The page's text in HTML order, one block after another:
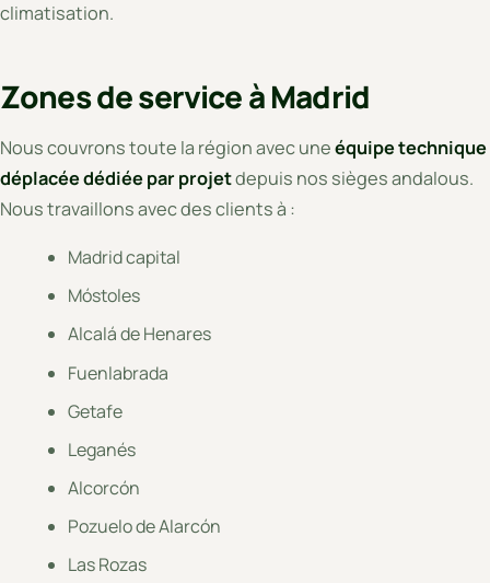
climatisation.
Zones de service à Madrid
Nous couvrons toute la région avec uneéquipe technique
déplacée dédiée par projetdepuis nos sièges andalous.
Nous travaillons avec des clients à :
Madrid capital
Móstoles
Alcalá de Henares
Fuenlabrada
Getafe
Leganés
Alcorcón
Pozuelo de Alarcón
Las Rozas